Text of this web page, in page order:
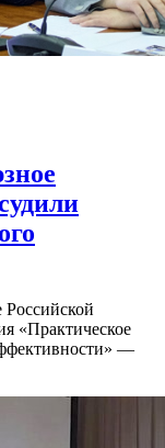
«Практическое
—